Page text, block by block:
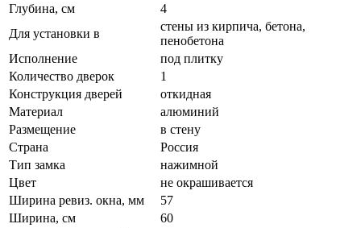
Глубина, см
4
Для установки в
стены из кирпича, бетона,
пенобетона
Исполнение
под плитку
Количество дверок
1
Конструкция дверей
откидная
Материал
алюминий
Размещение
в стену
Страна
Россия
Тип замка
нажимной
Цвет
не окрашивается
Ширина ревиз. окна, мм
57
Ширина, см
60